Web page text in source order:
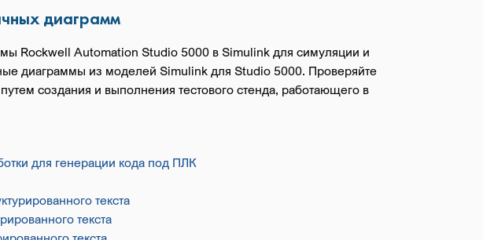
диаграмм
Rockwell Automation Studio 5000 в Simulink для симуляции и
диаграммы из моделей Simulink для Studio 5000. Проверяйте
создания и выполнения тестового стенда, работающего в
для генерации кода под ПЛК
текста
текста